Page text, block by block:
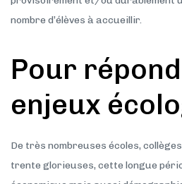
nombre d’élèves à accueillir.
Pour
enjeux
De très nombreuses écoles,
trente glorieuses, cette longue